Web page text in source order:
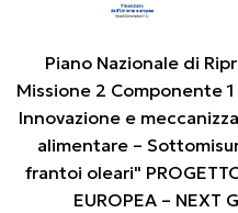
Piano Nazionale di
Missione 2 Componente
Innovazione e
alimentare –
frantoi oleari"
EUROPEA – NEXT